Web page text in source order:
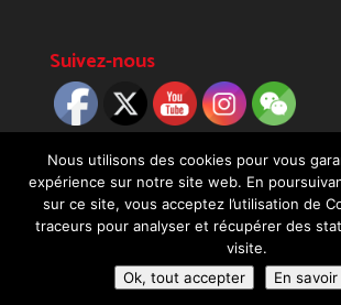
Suivez-nous
Copyright 2019 - Réalisé avec ♡ par
Nous utilisons des cookies pour vous
expérience sur notre site web. En
sur ce site, vous acceptez l’utilisation de
traceurs pour analyser et récupérer des
visite.
Ok, tout accepter
En